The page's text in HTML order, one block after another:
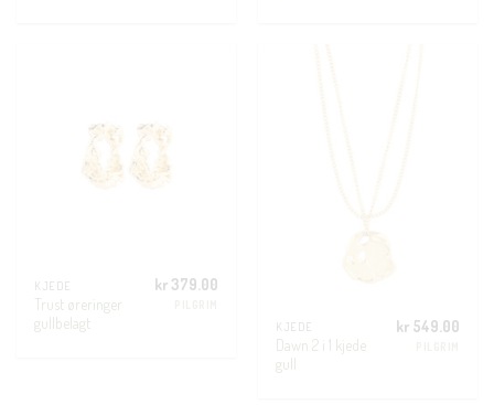
KJEDE
Trust øreringer
gullbelagt
kr379.00
KJEDE
Dawn 2 i 1 kjede
gull
kr549.00